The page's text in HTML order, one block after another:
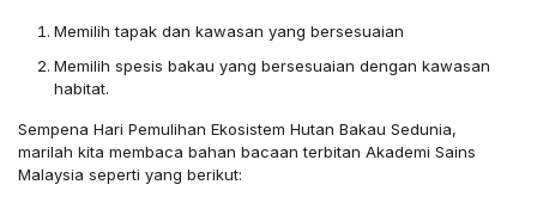
Memilih tapak dan kawasan yang bersesuaian
Memilih spesis bakau yang bersesuaian dengan kawasan
habitat.
Sempena Hari Pemulihan Ekosistem Hutan Bakau Sedunia,
marilah kita membaca bahan bacaan terbitan Akademi Sains
Malaysia seperti yang berikut: